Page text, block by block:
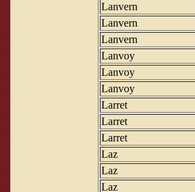
Lanvern
Lanvern
Lanvern
Lanvoy
Lanvoy
Lanvoy
Larret
Larret
Larret
Laz
Laz
Laz